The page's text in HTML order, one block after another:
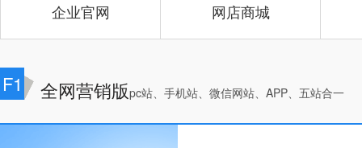
企业官网 网店商城
F1 全网营销版pc站、手机站、微信网站、APP、五站合一